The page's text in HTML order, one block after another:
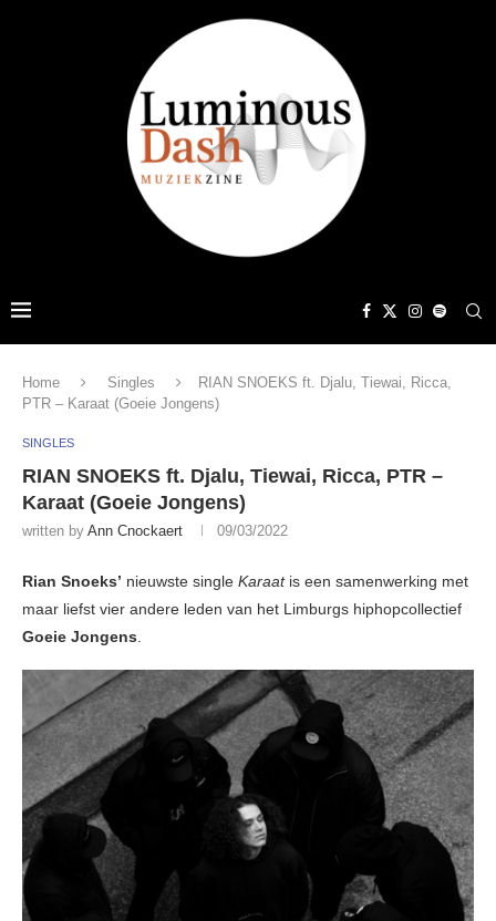
Home Singles
RIAN SNOEKS ft. Djalu, Tiewai, Ricca,
PTR – Karaat (Goeie Jongens)
SINGLES
RIAN SNOEKS ft. Djalu, Tiewai, Ricca, PTR –
Karaat (Goeie Jongens)
written by Ann Cnockaert 09/03/2022
Rian Snoeks’ nieuwste single Karaat is een samenwerking met
maar liefst vier andere leden van het Limburgs hiphopcollectief
Goeie Jongens.